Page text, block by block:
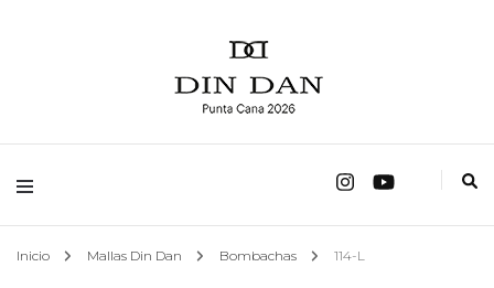
Mallas Din Dan
Inicio Mallas Din Dan Bombachas 114-L